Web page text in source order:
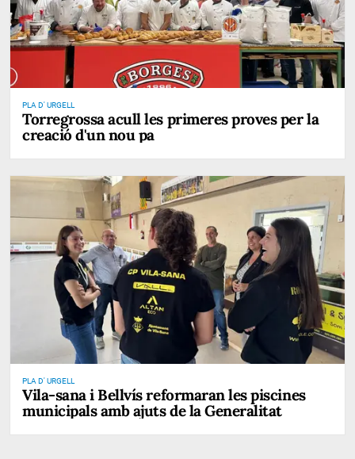
PLA D' URGELL
Torregrossa acull les primeres proves per la
creació d'un nou pa
PLA D' URGELL
Vila-sana i Bellvís reformaran les piscines
municipals amb ajuts de la Generalitat